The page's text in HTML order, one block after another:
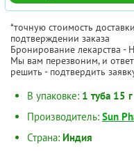
*точную стоимость
подтверждении заказа
Бронирование лекарства -
Мы вам перезвоним, и
решить - подтвердить
В упаковке: 1 туба 15 г
Производитель: Sun
Страна: Индия